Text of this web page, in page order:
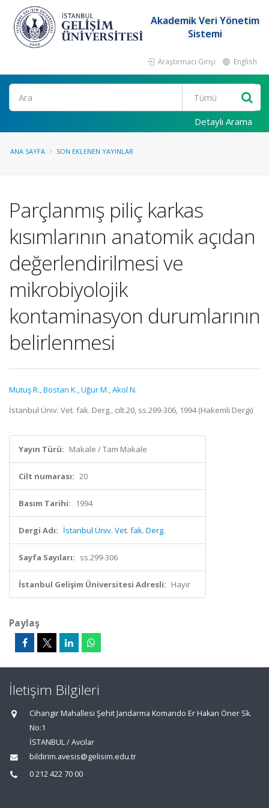
Akademik Veri Yönetim
Sistemi
Araştırmacı Girişi English
Ara
Detaylı Arama
ANA SAYFA SON EKLENEN YAYINLAR
Parçlanmış piliç karkas
kısımlarının anatomik açıdan
değerlendirilmesi ve
mikrobiyolojik
kontaminasyon durumlarının
belirlenmesi
Mutuş R.,Bostan K.,Uğur M.,Akol N.
İstanbul Üniv. Vet. fak. Derg., cilt.20, ss.299-306, 1994 (Hakemli Dergi)
Yayın Türü: Makale / Tam Makale
Cilt numarası: 20
Basım Tarihi: 1994
Dergi Adı: İstanbul Üniv. Vet. fak. Derg.
Sayfa Sayıları: ss.299-306
İstanbul Gelişim Üniversitesi Adresli: Hayır
Paylaş
İletişim Bilgileri
Cihangir Mahallesi Şehit Jandarma Komando Er Hakan Öner Sk.
No:1
İSTANBUL / Avcılar
bildirim.avesis@gelisim.edu.tr
0 212 422 70 00